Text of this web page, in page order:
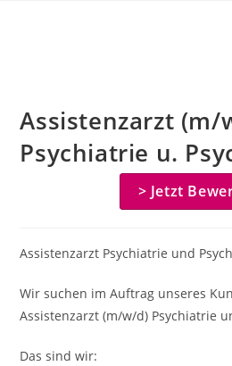
Assistenzarzt (m/
Psychiatrie u.
> Jetzt
Assistenzarzt Psychiatrie und
Wir suchen im Auftrag unseres
Assistenzarzt (m/w/d) Psychiatrie
Das sind wir: